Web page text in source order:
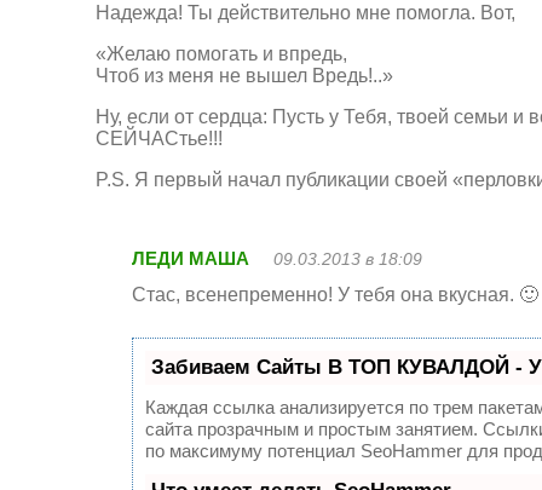
Надежда! Ты действительно мне помогла. Вот,
«Желаю помогать и впредь,
Чтоб из меня не вышел Вредь!..»
Ну, если от сердца: Пусть у Тебя, твоей семьи и
СЕЙЧАСтье!!!
P.S. Я первый начал публикации своей
ЛЕДИ МАША 09.03.2013 в 18:09
Стас, всенепременно! У тебя она вкусная. 🙂
Забиваем Сайты В ТОП КУВАЛДОЙ -
Каждая ссылка анализируется по трем
сайта прозрачным и простым занятием.
по максимуму потенциал SeoHammer для